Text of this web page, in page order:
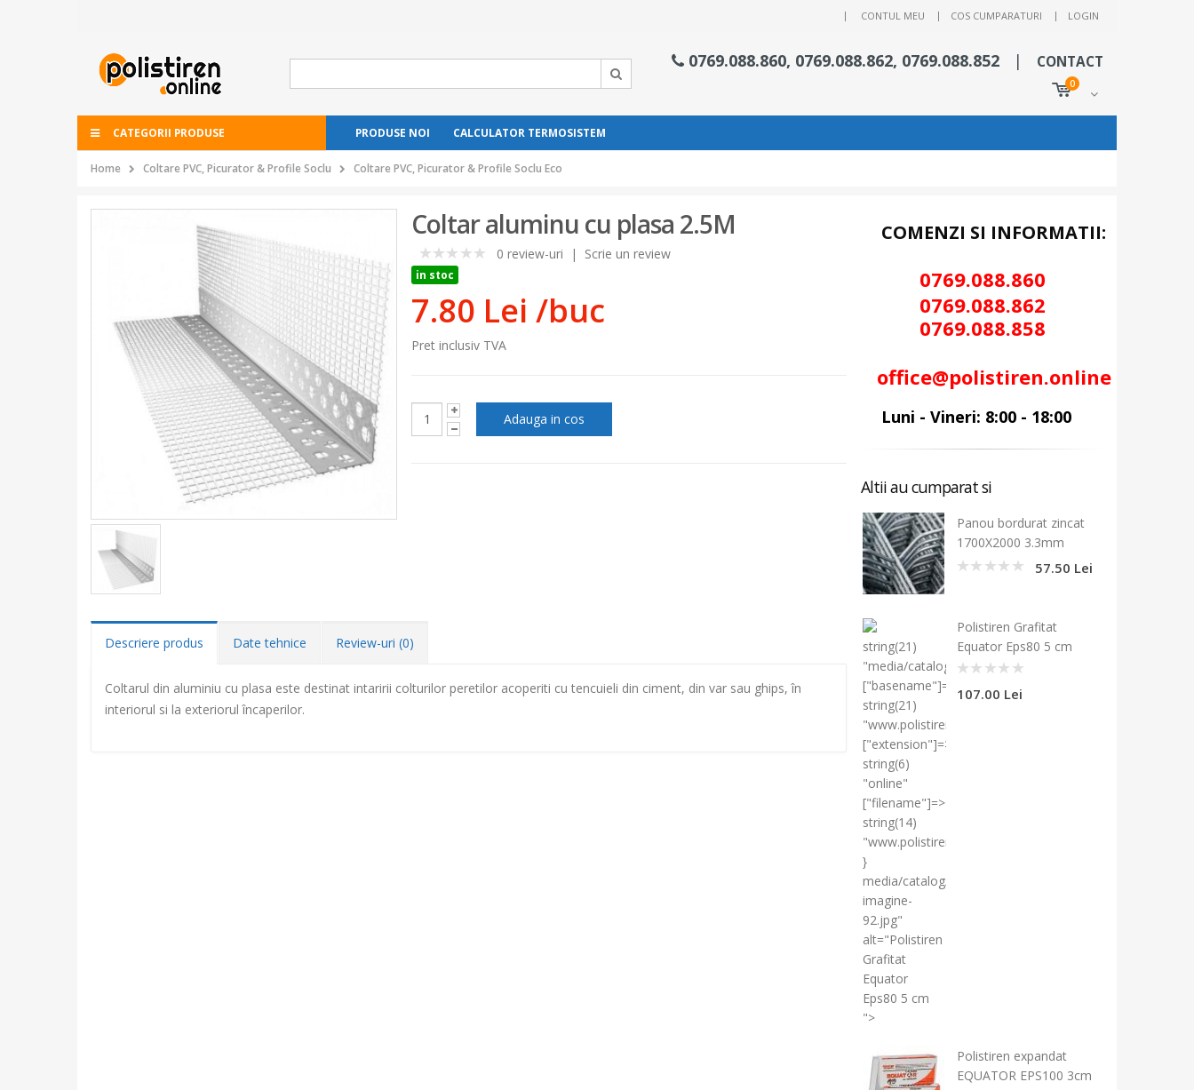
| CONTUL MEU COS CUMPARATURI LOGIN
0769.088.860, 0769.088.862, 0769.088.852 | CONTACT
0
CATEGORII PRODUSE PRODUSE NOI CALCULATOR TERMOSISTEM
Home Coltare PVC, Picurator & Profile Soclu Coltare PVC, Picurator & Profile Soclu Eco
Coltar aluminu cu plasa 2.5M
0
0 review-uri | Scrie un review
in stoc
7.80 Lei /buc
Pret inclusiv TVA
Descriere produs Date tehnice Review-uri (0)
Coltarul din aluminiu cu plasa este destinat intaririi colturilor peretilor acoperiti cu tencuieli din ciment, din var sau ghips, în
interiorul si la exteriorul încaperilor.
COMENZI SI INFORMATII:
0769.088.860
0769.088.862
0769.088.858
office@polistiren.online
Luni - Vineri: 8:00 - 18:00
Altii au cumparat si
Panou bordurat zincat
1700X2000 3.3mm
57.50 Lei
string(21)
"media/catalog/produse"
["basename"]=>
string(21)
"www.polistiren.online"
["extension"]=>
string(6)
"online"
["filename"]=>
string(14)
"www.polistiren"
}
media/catalog/produse/thumb/fara-
imagine-
92.jpg"
alt="Polistiren
Grafitat
Equator
Eps80 5 cm
">
Polistiren Grafitat
Equator Eps80 5 cm
107.00 Lei
Polistiren expandat
EQUATOR EPS100 3cm